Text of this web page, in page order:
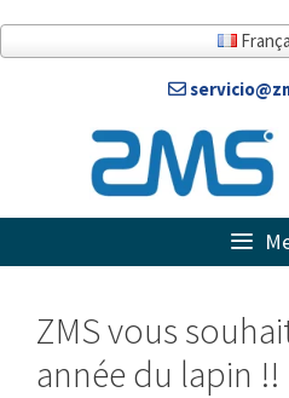
contenu
ZMS vous
année du lapin !!